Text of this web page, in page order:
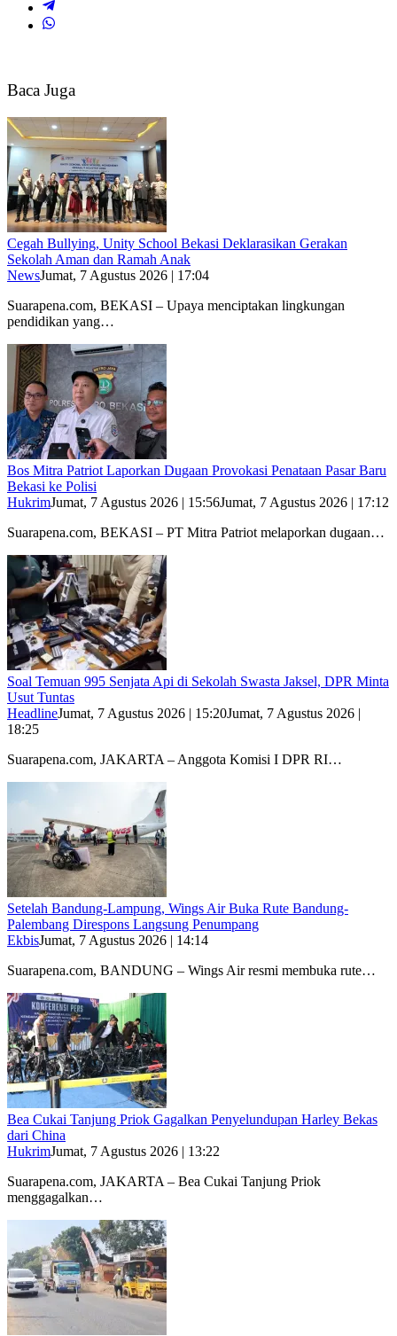
Baca Juga
Cegah Bullying, Unity School Bekasi Deklarasikan Gerakan
Sekolah Aman dan Ramah Anak
NewsJumat, 7 Agustus 2026 | 17:04
Suarapena.com, BEKASI – Upaya menciptakan lingkungan
pendidikan yang…
Bos Mitra Patriot Laporkan Dugaan Provokasi Penataan Pasar Baru
Bekasi ke Polisi
HukrimJumat, 7 Agustus 2026 | 15:56Jumat, 7 Agustus 2026 | 17:12
Suarapena.com, BEKASI – PT Mitra Patriot melaporkan dugaan…
Soal Temuan 995 Senjata Api di Sekolah Swasta Jaksel, DPR Minta
Usut Tuntas
HeadlineJumat, 7 Agustus 2026 | 15:20Jumat, 7 Agustus 2026 |
18:25
Suarapena.com, JAKARTA – Anggota Komisi I DPR RI…
Setelah Bandung-Lampung, Wings Air Buka Rute Bandung-
Palembang Direspons Langsung Penumpang
EkbisJumat, 7 Agustus 2026 | 14:14
Suarapena.com, BANDUNG – Wings Air resmi membuka rute…
Bea Cukai Tanjung Priok Gagalkan Penyelundupan Harley Bekas
dari China
HukrimJumat, 7 Agustus 2026 | 13:22
Suarapena.com, JAKARTA – Bea Cukai Tanjung Priok
menggagalkan…